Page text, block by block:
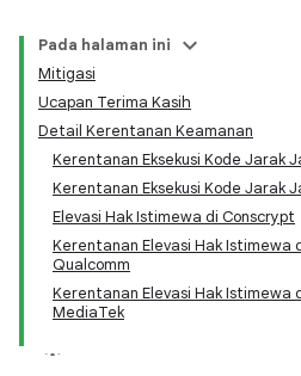
Pada halaman ini
Mitigasi
Ucapan Terima Kasih
Detail Kerentanan Keamanan
Kerentanan Eksekusi Kode Jarak
Kerentanan Eksekusi Kode Jarak
Elevasi Hak Istimewa di Conscrypt
Kerentanan Elevasi Hak Istimewa
Qualcomm
Kerentanan Elevasi Hak Istimewa
MediaTek